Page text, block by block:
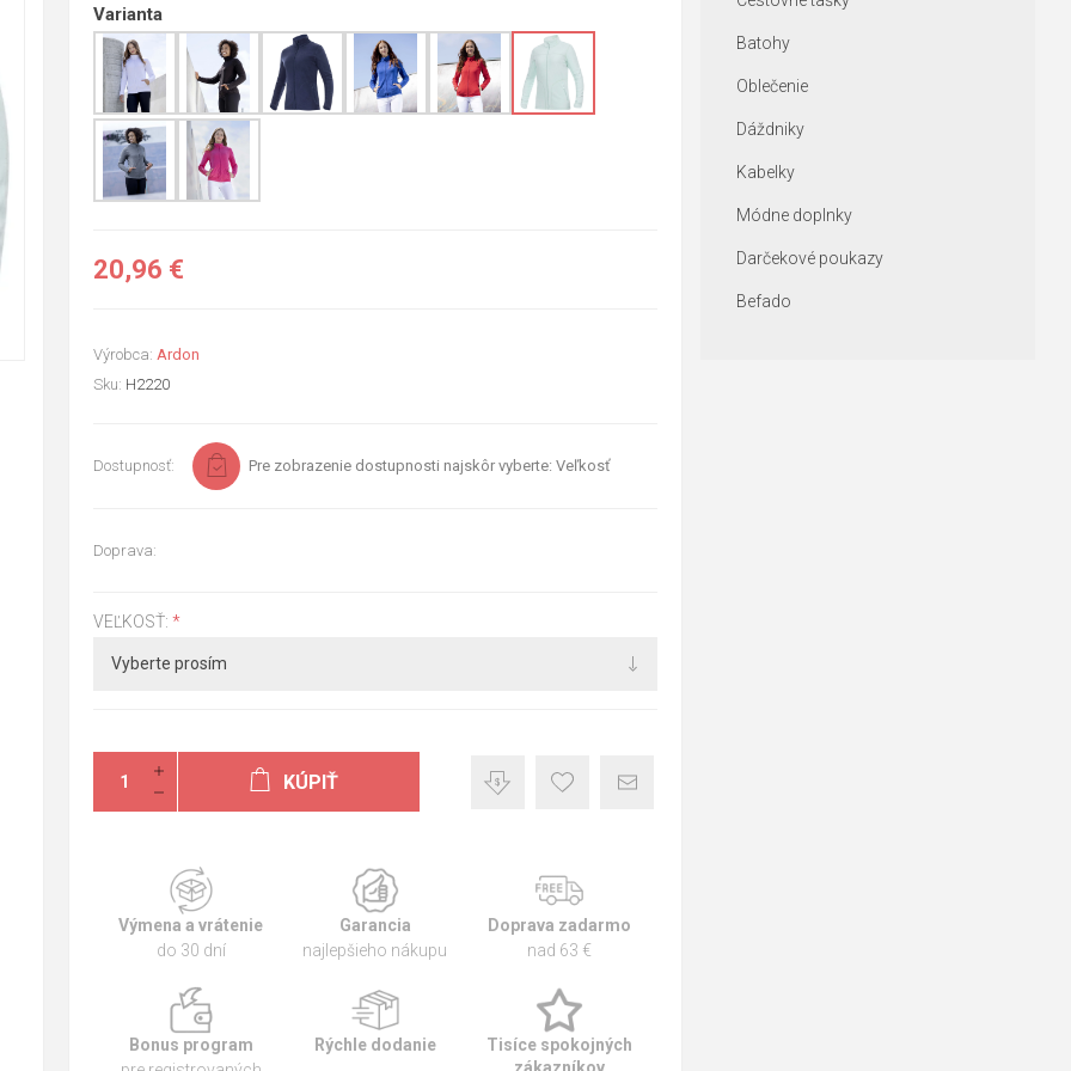
Varianta
20,96 €
Výrobca: Ardon
Sku: H2220
Dostupnosť: Pre zobrazenie dostupnosti najskôr vyberte: Veľkosť
Doprava:
VEĽKOSŤ: *
KÚPIŤ
Výmena a vrátenie
do 30 dní
Garancia
najlepšieho nákupu
Doprava zadarmo
nad 63 €
Bonus program
Rýchle dodanie
Tisíce spokojných
Batohy
Oblečenie
Dáždniky
Kabelky
Módne doplnky
Darčekové poukazy
Befado